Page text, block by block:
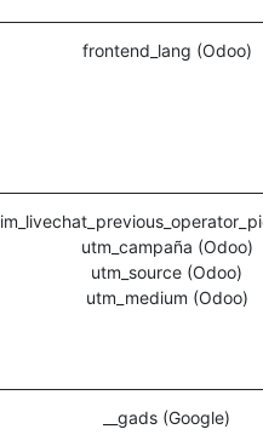
frontend_lang (Odoo)
utm_campaña (Odoo)
utm_source (Odoo)
utm_medium (Odoo)
__gads (Google)